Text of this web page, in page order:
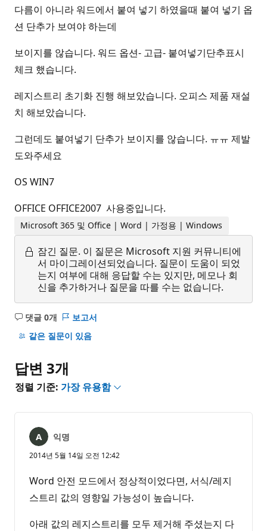
다름이 아니라 워드에서 붙여 넣기 하였을때 붙여 넣기 옵
션 단추가 보여야 하는데
보이지를 않습니다. 워드 옵션- 고급- 붙여넣기단추표시
체크 했습니다.
레지스트리 초기화 진행 해보았습니다. 오피스 제품 재설
치 해보았습니다.
그런데도 붙여넣기 단추가 보이지를 않습니다. ㅠㅠ 제발
도와주세요
OS WIN7
OFFICE OFFICE2007 사용중입니다.
Microsoft 365 및 Office | Word | 가정용 | Windows
잠긴 질문. 이 질문은 Microsoft 지원 커뮤니티에
서 마이그레이션되었습니다. 질문이 도움이 되었
는지 여부에 대해 응답할 수는 있지만, 메모나 회
신을 추가하거나 질문을 따를 수는 없습니다.
댓글 0개
설
명
음
보고서
같은 질문이 있음
답변 3개
정렬 기준: 가장 유용함
익명
2014년 5월 14일 오전 12:42
Word 안전 모드에서 정상적이었다면, 서식/레지
스트리 값의 영향일 가능성이 높습니다.
아래 값의 레지스트리를 모두 제거해 주셨는지 다